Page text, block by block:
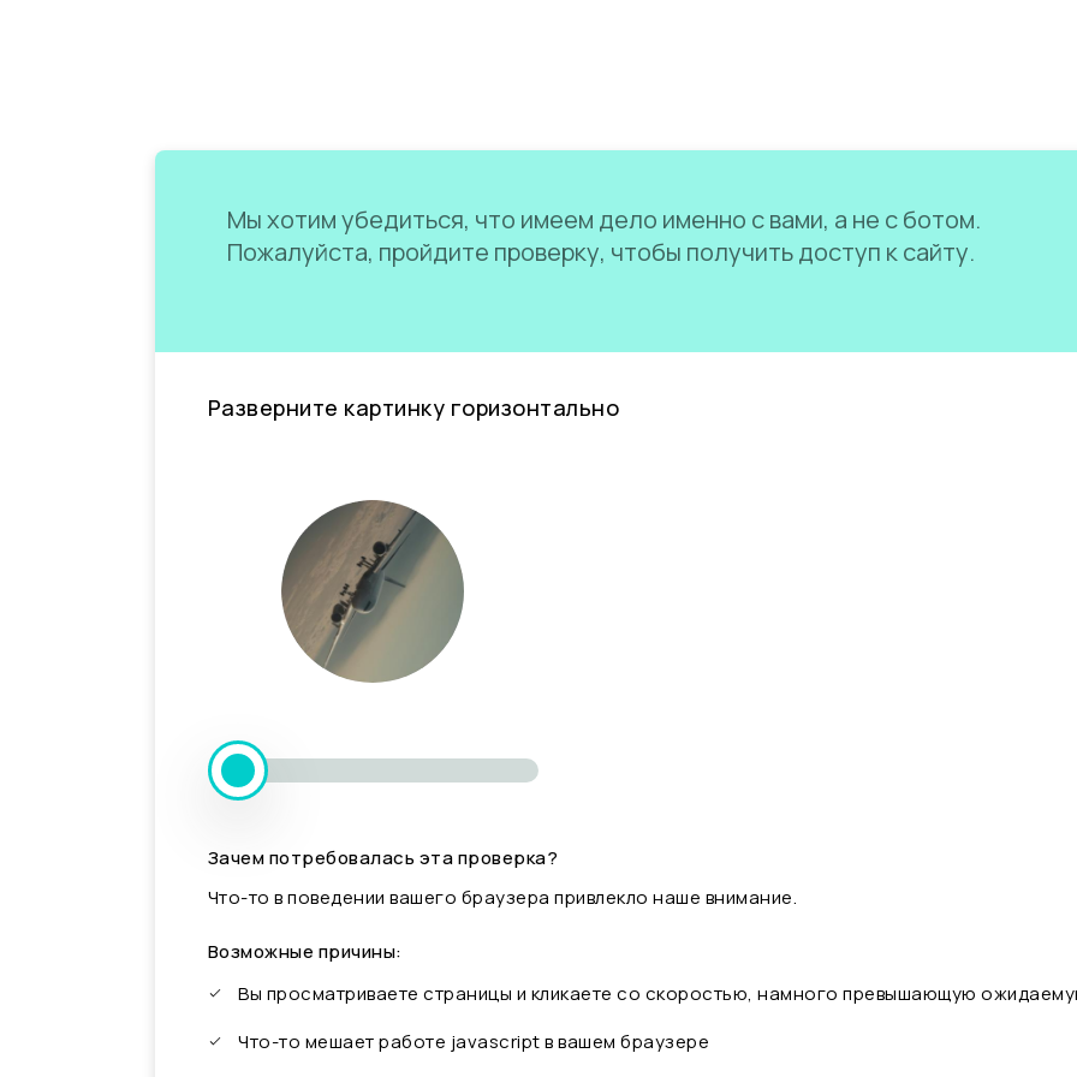
Мы хотим убедиться, что имеем дело именно с вами, а не с ботом.
Пожалуйста, пройдите проверку, чтобы получить доступ к сайту.
Разверните картинку горизонтально
Зачем потребовалась эта проверка?
Что-то в поведении вашего браузера привлекло наше внимание.
Возможные причины:
Вы просматриваете страницы и кликаете со скоростью, намного превышающую
Что-то мешает работе javascript в вашем браузере